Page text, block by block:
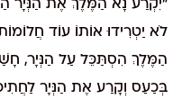
"יִקְרַע נָא הַמֶּלֶךְ אֶת הַנְּיָר
לֹא יַטְרִידוּ אוֹתוֹ עוֹד
הַמֶּלֶךְ הִסְתַּכֵּל עַל הַנְּיָר,
בְּכַעַס וְקָרַע אֶת הַנְּיָר